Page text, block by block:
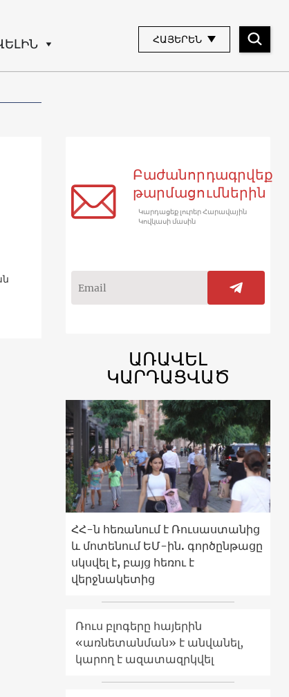
ՀԱՅԵՐԵՆ
Բաժանորդագրվեք
թարմացումներին
Կարդացեք լուրեր Հարավային
Կովկասի մասին
ԱՌԱՎԵԼ
ԿԱՐԴԱՑՎԱԾ
ՀՀ-ն հեռանում է Ռուսաստանից
և մոտենում ԵՄ-ին. գործընթացը
սկսվել է, բայց հեռու է
վերջնակետից
Ռուս բլոգերը հայերին
«առնետանման» է անվանել,
կարող է ազատազրկվել